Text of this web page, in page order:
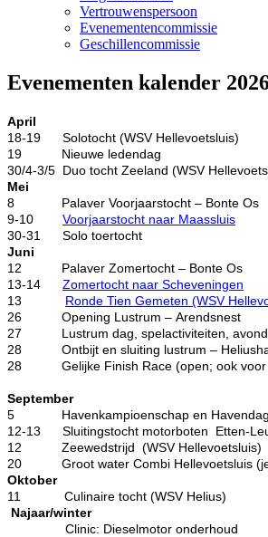
Vertrouwenspersoon
Evenementencommissie
Geschillencommissie
Evenementen kalender
April
18-19 Solotocht (WSV Hellevoetsluis)
19 Nieuwe ledendag
30/4-3/5 Duo tocht Zeeland (WSV
Mei
8 Palaver Voorjaarstocht – Bonte Os
9-10 Voorjaarstocht naar Maassluis
30-31 Solo toertocht
Juni
12 Palaver Zomertocht – Bonte Os
13-14 Zomertocht naar Scheveningen
13 Ronde Tien Gemeten (WSV
26 Opening Lustrum – Arendsnest
27 Lustrum dag, spelactiviteiten,
28 Ontbijt en sluiting lustrum –
28 Gelijke Finish Race (open; ook voor
September
5 Havenkampioenschap en Havendag
12-13 Sluitingstocht motorboten Etten-
12 Zeewedstrijd (WSV Hellevoetsluis)
20 Groot water Combi Hellevoetsluis
Oktober
11 Culinaire tocht (WSV Helius)
Najaar/winter
Clinic: Dieselmotor onderhoud